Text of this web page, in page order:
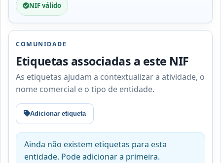
NIF válido
COMUNIDADE
Etiquetas associadas a este NIF
As etiquetas ajudam a contextualizar a atividade, o
nome comercial e o tipo de entidade.
Adicionar etiqueta
Ainda não existem etiquetas para esta
entidade. Pode adicionar a primeira.